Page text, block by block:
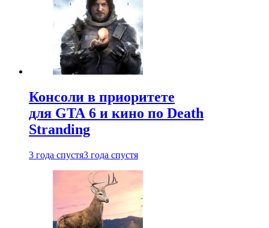
Консоли в приоритете
для GTA 6 и кино по Death
Stranding
3 года спустя3 года спустя